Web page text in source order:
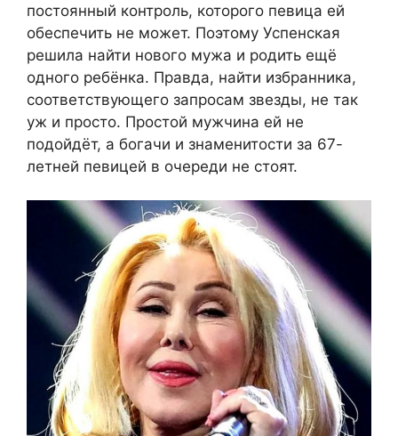
постоянный контроль, которого певица ей
обеспечить не может. Поэтому Успенская
решила найти нового мужа и родить ещё
одного ребёнка. Правда, найти избранника,
соответствующего запросам звезды, не так
уж и просто. Простой мужчина ей не
подойдёт, а богачи и знаменитости за 67-
летней певицей в очереди не стоят.